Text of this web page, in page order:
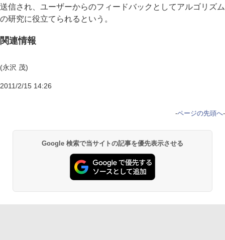
送信され、ユーザーからのフィードバックとしてアルゴリズム
の研究に役立てられるという。
関連情報
(永沢 茂)
2011/2/15 14:26
-ページの先頭へ-
Google 検索で当サイトの記事を優先表示させる